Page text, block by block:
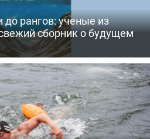
до рангов: ученые из
сборник о будущем